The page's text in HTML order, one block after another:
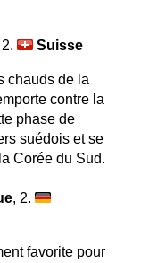
2. Suisse
chauds de la
contre la
phase de
suédois et se
Corée du Sud.
, 2.
favorite pour